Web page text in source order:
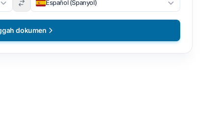
Español (Spanyol)
dokumen